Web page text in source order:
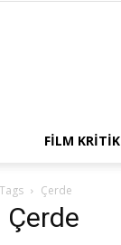
FILM KRITIK
Tags Çerde
Çerde